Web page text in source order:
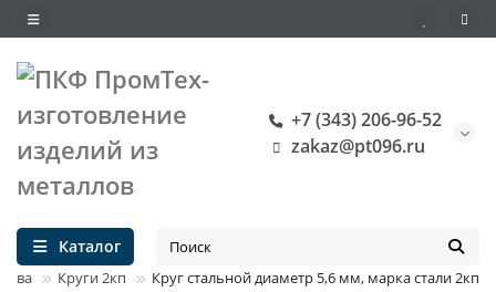
+7 (343) 206-96-52
zakaz@pt096.ru
Каталог
Круги 2кп Круг стальной диаметр 5,6 мм, марка стали 2кп